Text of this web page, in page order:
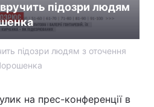
підозри людям
підозри людям з оточення
на прес-конференції в